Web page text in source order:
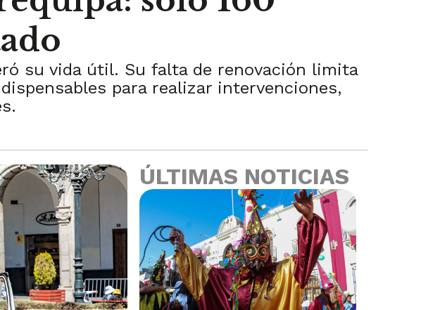
su vida útil. Su falta de renovación limita
para realizar intervenciones,
ÚLTIMAS NOTICIAS